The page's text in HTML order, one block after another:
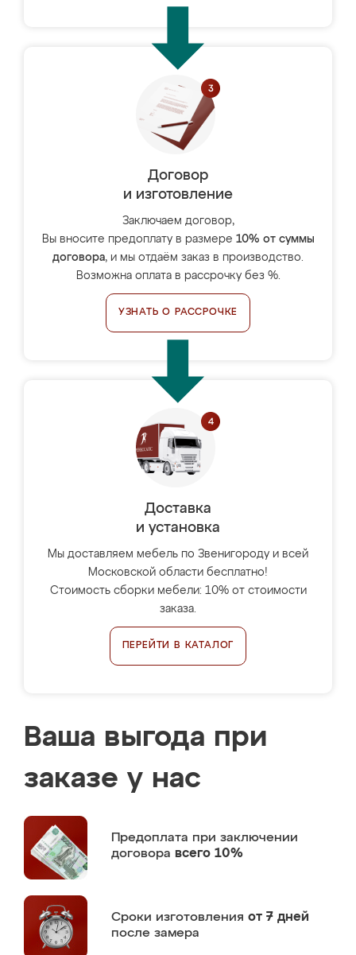
Договор
и изготовление
Заключаем договор,
Вы вносите предоплату в размере 10% от суммы
договора, и мы отдаём заказ в производство.
Возможна оплата в рассрочку без %.
УЗНАТЬ О РАССРОЧКЕ
Доставка
и установка
Мы доставляем мебель по Звенигороду и всей
Московской области бесплатно!
Стоимость сборки мебели: 10% от стоимости
заказа.
ПЕРЕЙТИ В КАТАЛОГ
Ваша выгода при
заказе у нас
Предоплата при заключении
договора всего 10%
Сроки изготовления от 7 дней
после замера